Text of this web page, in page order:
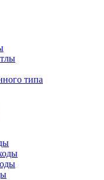
типа